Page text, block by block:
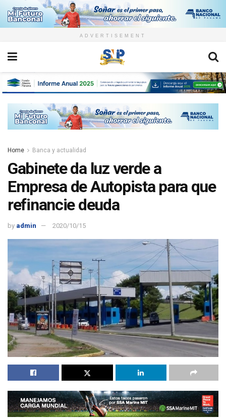
ADVERTISEMENT
Home Banca y actualidad
Gabinete da luz verde a
Empresa de Autopista para que
refinancie deuda
by admin 2020/10/15